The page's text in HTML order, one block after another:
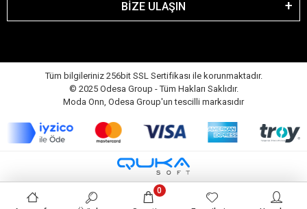
BİZE ULAŞIN
Tüm bilgileriniz 256bit SSL Sertifikası ile korunmaktadır.
© 2025 Odesa Group - Tüm Hakları Saklıdır.
Moda Onn, Odesa Group'un tescilli markasıdır
0